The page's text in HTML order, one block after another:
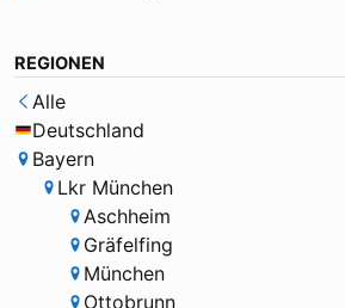
REGIONEN
Alle
Deutschland
Bayern
Lkr München
Aschheim
Gräfelfing
München
Ottobrunn